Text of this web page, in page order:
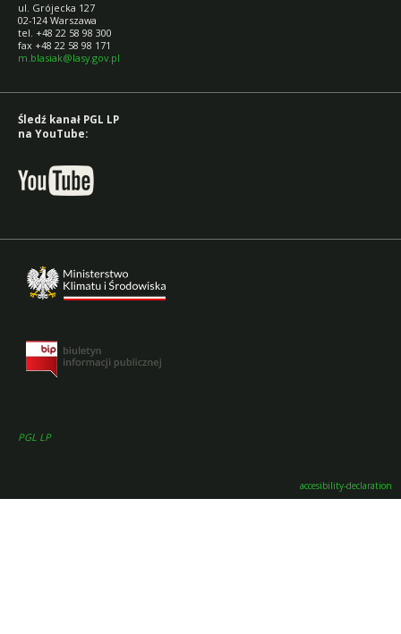
ul. Grójecka 127
02-124 Warszawa
tel. +48 22 58 98 300
fax +48 22 58 98 171
m.blasiak@lasy.gov.pl
Śledź kanał PGL LP
na YouTube:
PGL LP
accesibility-declaration